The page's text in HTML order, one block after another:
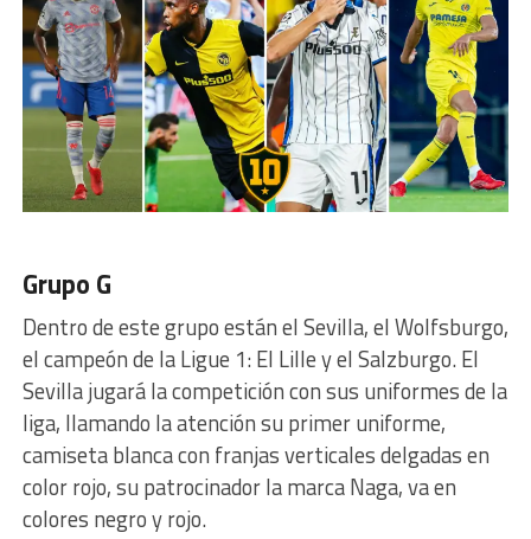
Grupo G
Dentro de este grupo están el Sevilla, el Wolfsburgo,
el campeón de la Ligue 1: El Lille y el Salzburgo. El
Sevilla jugará la competición con sus uniformes de la
liga, llamando la atención su primer uniforme,
camiseta blanca con franjas verticales delgadas en
color rojo, su patrocinador la marca Naga, va en
colores negro y rojo.